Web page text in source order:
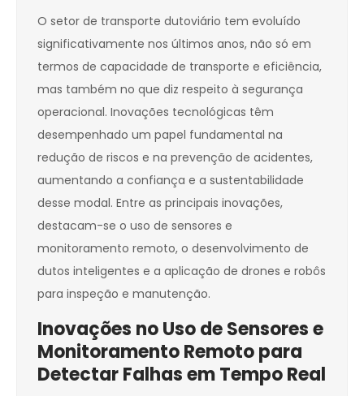
O setor de transporte dutoviário tem evoluído
significativamente nos últimos anos, não só em
termos de capacidade de transporte e eficiência,
mas também no que diz respeito à segurança
operacional. Inovações tecnológicas têm
desempenhado um papel fundamental na
redução de riscos e na prevenção de acidentes,
aumentando a confiança e a sustentabilidade
desse modal. Entre as principais inovações,
destacam-se o uso de sensores e
monitoramento remoto, o desenvolvimento de
dutos inteligentes e a aplicação de drones e robôs
para inspeção e manutenção.
Inovações no Uso de Sensores e
Monitoramento Remoto para
Detectar Falhas em Tempo Real